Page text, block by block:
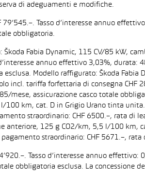
di adeguamenti e modifiche.
Tasso d’interesse annuo
obbligatoria.
Fabia Dynamic, 115 CV/85 kW,
annuo effettivo 3,03%, durata:
Modello raffigurato: Škoda Fabia
tariffa forfettaria di consegna CHF
mese, assicurazione casco totale
km, cat. D in Grigio Urano tinta
straordinario: CHF 6500.–, rata di
125 g CO2/km, 5,5 l/100 km,
straordinario: CHF 5671.–,
Tasso d’interesse annuo
obbligatoria esclusa. La concessione